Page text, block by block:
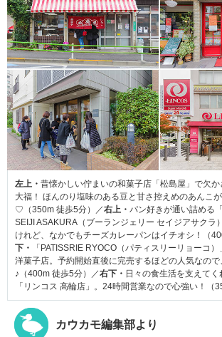
左上・ 昔懐かしい佇まいの和菓子店「松島屋」で欠
大福！ ほんのり塩味のある豆と甘さ控えめのあんこ
♡（350m 徒歩5分）／右上・ パン好きが通い詰める
SEIJI ASAKURA（ブーランジェリー セイジアサクラ
けれど、なかでもチーズカレーパンはイチオシ！（
下・
「PATISSRIE RYOCO（パティスリーリョーコ
洋菓子店。予約開始直後に完売するほどの人気なの
♪（400m 徒歩5分）／右下・ 日々の食生活を支えて
「リンコス 高輪店」。24時間営業なので心強い！（
カウカモ編集部より